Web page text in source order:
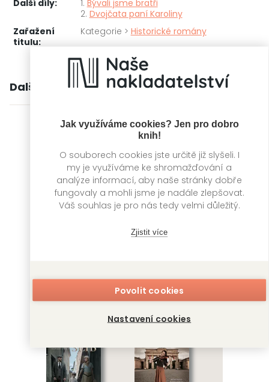
Jak využíváme cookies? Jen pro dobro
knih!
O souborech cookies jste určitě již slyšeli. I
my je využíváme ke shromažďování a
analýze informací, aby naše stránky dobře
fungovaly a mohli jsme je nadále zlepšovat.
Váš souhlas je pro nás tedy velmi důležitý.
Zjistit více
Povolit cookies
Nastavení cookies
Další díly: 1. Bývali jsme bratři
2. Dvojčata paní Karoliny
Zařažení
titulu:
Kategorie > Historické romány
Další knihy autora
Bývali jsme bratři
Ronald H. Balson
Dvojčata paní
Karoliny
Ronald H. Balson